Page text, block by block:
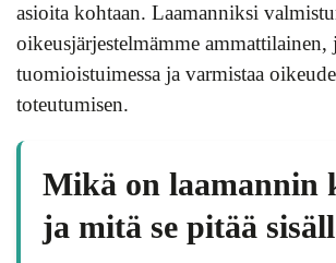
asioita kohtaan. Laamanniksi
oikeusjärjestelmämme
tuomioistuimessa ja varmistaa
toteutumisen.
Mikä on laamannin
ja mitä se pitää